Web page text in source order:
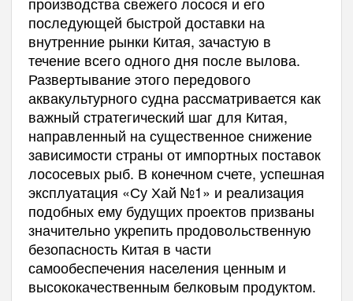
последующей быстрой доставки на
внутренние рынки Китая, зачастую в
течение всего одного дня после вылова.
Развертывание этого передового
аквакультурного судна рассматривается как
важный стратегический шаг для Китая,
направленный на существенное снижение
зависимости страны от импортных поставок
лососевых рыб. В конечном счете, успешная
эксплуатация «Су Хай №1» и реализация
подобных ему будущих проектов призваны
значительно укрепить продовольственную
безопасность Китая в части
самообеспечения населения ценным и
высококачественным белковым продуктом.